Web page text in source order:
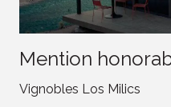
Mention
Vignobles Los Milics